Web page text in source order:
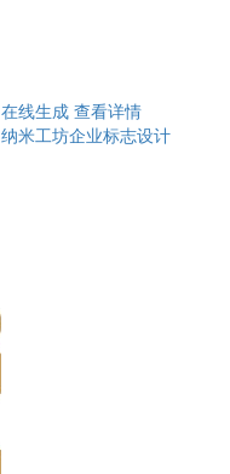
在线生成 查看详情
纳米工坊企业标志设计